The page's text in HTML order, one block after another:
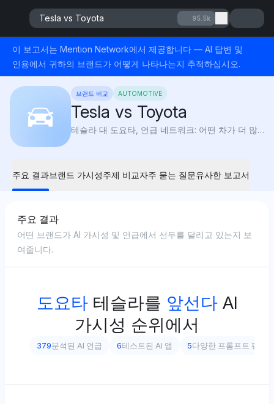
Tesla vs Toyota 95.5k
이 보고서는 Mention Network에서 제공합니다 — AI 답변 및
인용에서 귀하의 브랜드가 어떻게 나타나는지 추적하십시오.
브랜드 비교 AUTOMOTIVE
Tesla vs Toyota
테슬라 대 도요타, 언급 네트워크: 어떤 차가 더 많이 고장 나나요? 테슬라의 배터리 교체 비용은 2만 2천 달러, 도요타는 지루한 신뢰성. 패널 간격 또는 평화로운 마음?
주요 결과브랜드 가시성주제 비교자주 묻는 질문유사한 보고서
주요 결과
어떤 브랜드가 AI 가시성 및 언급에서 선두를 달리고 있는지 보
여줍니다.
도요타 테슬라를 앞선다 AI
가시성 순위에서
379분석된 AI 언급 6테스트된 AI 앱 5다양한 프롬프트 평가